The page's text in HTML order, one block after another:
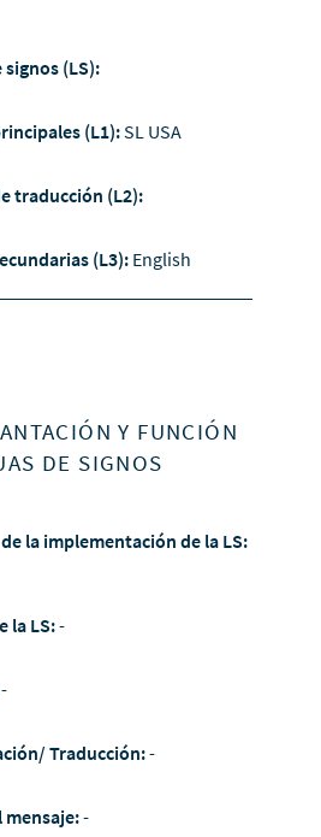
signos (LS):
(L1):SL USA
traducción (L2):
(L3):English
Y FUNCIÓN
DE SIGNOS
la implementación de la LS:
la LS:-
-
Traducción:-
mensaje:-